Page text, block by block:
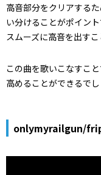
高音部分をクリアする
い分けることがポイン
スムーズに高音を出すこ
この曲を歌いこなすこ
高めることができるでし
onlymyrailgun/